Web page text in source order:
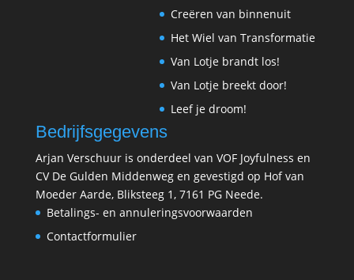
Creëren van binnenuit
Het Wiel van Transformatie
Van Lotje brandt los!
Van Lotje breekt door!
Leef je droom!
Bedrijfsgegevens
Arjan Verschuur is onderdeel van VOF Joyfulness en
CV De Gulden Middenweg en gevestigd op Hof van
Moeder Aarde, Bliksteeg 1, 7161 PG Neede.
Betalings- en annuleringsvoorwaarden
Contactformulier